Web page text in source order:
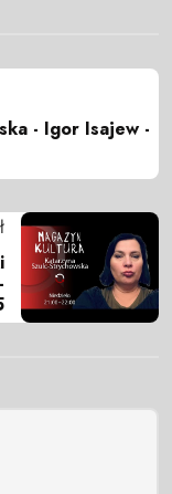
- Igor Isajew -